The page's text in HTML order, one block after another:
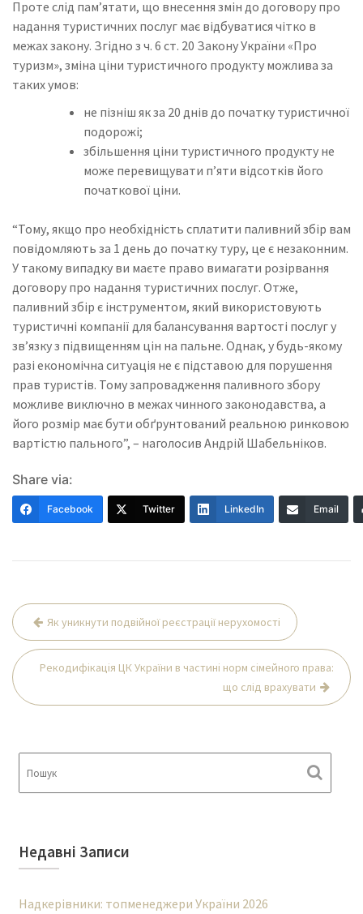
Проте слід пам’ятати, що внесення змін до договору про
надання туристичних послуг має відбуватися чітко в
межах закону. Згідно з ч. 6 ст. 20 Закону України «Про
туризм», зміна ціни туристичного продукту можлива за
таких умов:
не пізніш як за 20 днів до початку туристичної
подорожі;
збільшення ціни туристичного продукту не
може перевищувати п’яти відсотків його
початкової ціни.
“Тому, якщо про необхідність сплатити паливний збір вам
повідомляють за 1 день до початку туру, це є незаконним.
У такому випадку ви маєте право вимагати розірвання
договору про надання туристичних послуг. Отже,
паливний збір є інструментом, який використовують
туристичні компанії для балансування вартості послуг у
зв’язку з підвищенням цін на пальне. Однак, у будь-якому
разі економічна ситуація не є підставою для порушення
прав туристів. Тому запровадження паливного збору
можливе виключно в межах чинного законодавства, а
його розмір має бути обґрунтований реальною ринковою
вартістю пального”, – наголосив Андрій Шабельніков.
Share via:
Facebook Twitter LinkedIn Email
Навігація
записів
Як уникнути подвійної реєстрації нерухомості
Рекодифікація ЦК України в частині норм сімейного права:
що слід врахувати
Недавні Записи
Надкерівники: топменеджери України 2026